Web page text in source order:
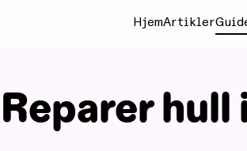
HjemArtikler
Reparer hull